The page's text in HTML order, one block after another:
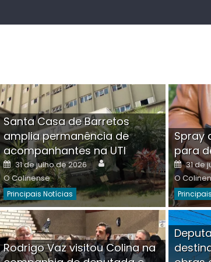
Boutique na Av. Ângelo
invadida por criminoso
Santa Casa de Barretos
amplia permanência de
acompanhantes na UTI
Posted
on
31 de julho de 2026 Author
O Colinense
Principais Notícias
Spray
para
Posted
on
31 de
O
Rodrigo Vaz visitou Colina na